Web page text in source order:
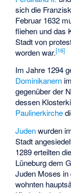
sich die
Februar 1632
fliehen und das
Stadt von
worden war.[16]
Im Jahre 1294
Dominikanern
gegenüber der
dessen
Paulinerkirche
Judenwurden
Stadt
1289 erteilten
Lüneburg dem
Juden Moses in
wohnten